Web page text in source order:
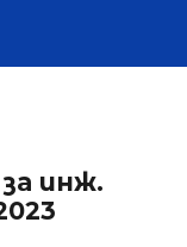
инж.